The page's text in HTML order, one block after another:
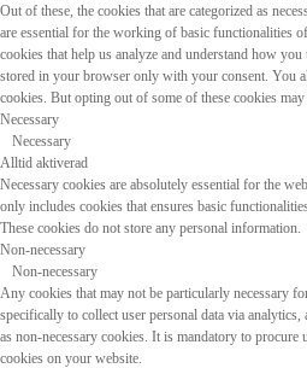
Out of these, the cookies that are categorized as
are essential for the working of basic functionalities
cookies that help us analyze and understand how
stored in your browser only with your consent. You
cookies. But opting out of some of these cookies
Necessary
Necessary
Alltid aktiverad
Necessary cookies are absolutely essential for the
only includes cookies that ensures basic
These cookies do not store any personal information.
Non-necessary
Non-necessary
Any cookies that may not be particularly necessary
specifically to collect user personal data via analytics,
as non-necessary cookies. It is mandatory to procure
cookies on your website.